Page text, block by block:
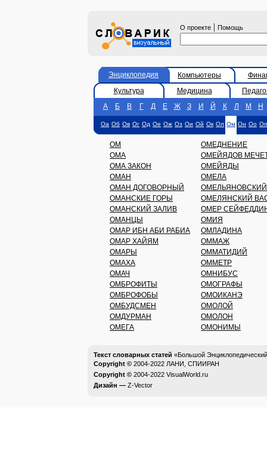
О проекте | Помощь
Энциклопедия Компьютеры
Культура
Медицина
А
Б В Г Д Е Ж З И Й К Л М Н
Оа Об Ов Ог Од Ое Ож Оз Ои Ой Ок Ол Ом Он Оо Оп
ОМ
ОМА
ОМА ЗАКОН
ОМАН
ОМАН ДОГОВОРНЫЙ
ОМАНСКИЕ ГОРЫ
ОМАНСКИЙ ЗАЛИВ
ОМАНЦЫ
ОМАР ИБН АБИ РАБИА
ОМАР ХАЙЯМ
ОМАРЫ
ОМАХА
ОМАЧ
ОМБРОФИТЫ
ОМБРОФОБЫ
ОМБУДСМЕН
ОМДУРМАН
ОМЕГА
ОМЕДНЕНИЕ
ОМЕЙЯДОВ
ОМЕЙЯДЫ
ОМЕЛА
ОМЕЛЯНСКИЙ
ОМЕР
ОМИЯ
ОМЛАДИНА
ОММАЖ
ОММАТИДИЙ
ОММЕТР
ОМНИБУС
ОМОГРАФЫ
ОМОИКАНЭ
ОМОЛОЙ
ОМОЛОН
ОМОНИМЫ
Текст словарных статей «Большой
Copyright © 2004-2022 ЛАНИ, СПИИРАН
Copyright © 2004-2022 VisualWorld.ru
Дизайн — Z-Vector